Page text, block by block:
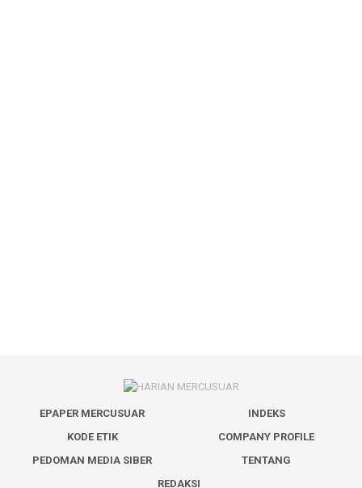
EPAPER MERCUSUAR
INDEKS
KODE ETIK
COMPANY PROFILE
PEDOMAN MEDIA SIBER
TENTANG
REDAKSI